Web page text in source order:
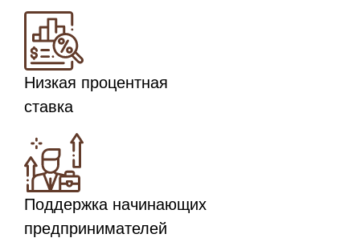
Низкая процентная
ставка
Поддержка начинающих
предпринимателей